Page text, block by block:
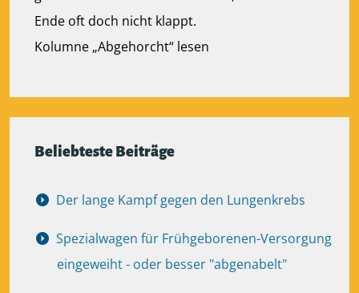
Ende oft doch nicht klappt.
Kolumne „Abgehorcht“ lesen
Beliebteste Beiträge
Der lange Kampf gegen den Lungenkrebs
Spezialwagen für Frühgeborenen-Versorgung
eingeweiht - oder besser "abgenabelt"